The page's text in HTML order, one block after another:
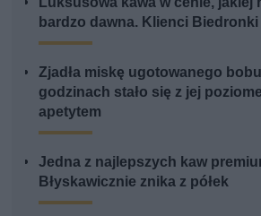
bardzo dawna. Klienci
Zjadła miskę ugotowanego
godzinach stało się z jej
apetytem
Jedna z najlepszych kaw
Błyskawicznie znika z półek